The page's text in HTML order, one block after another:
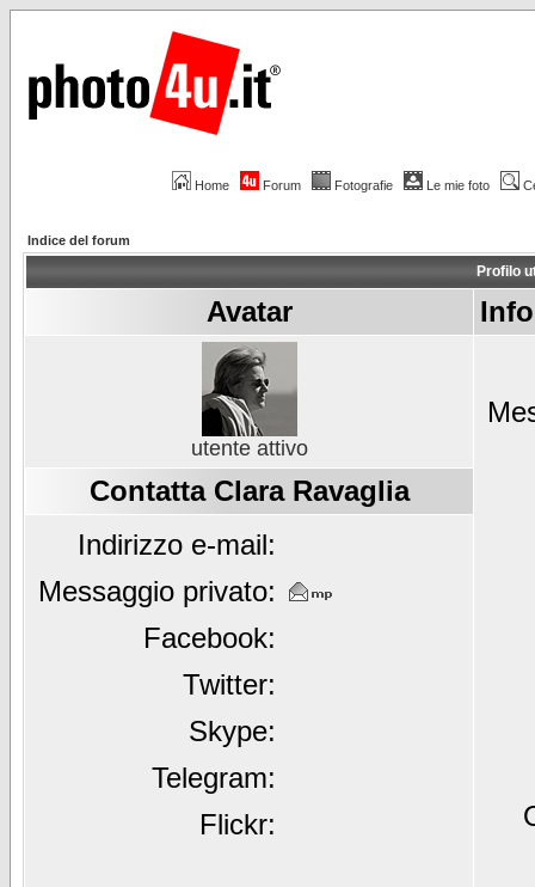
Home Forum Fotografie Le mie foto
Indice del forum
Profilo
Avatar
utente attivo
Contatta Clara Ravaglia
Indirizzo e-mail:
Messaggio privato:
Facebook:
Twitter:
Skype:
Telegram:
Flickr: